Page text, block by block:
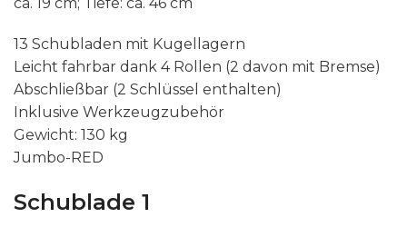
ca. 19 cm; Tiefe: ca. 46 cm
13 Schubladen mit Kugellagern
Leicht fahrbar dank 4 Rollen (2 davon mit Bremse)
Abschließbar (2 Schlüssel enthalten)
Inklusive Werkzeugzubehör
Gewicht: 130 kg
Jumbo-RED
Schublade 1